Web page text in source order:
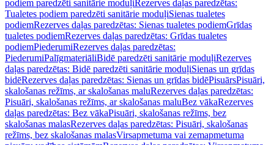
podiem paredzēti sanitārie moduļiRezerves daļas paredzētas:
Tualetes podiem paredzēti sanitārie moduļiSienas tualetes
podiemRezerves daļas paredzētas: Sienas tualetes podiemGrīdas
tualetes podiemRezerves daļas paredzētas: Grīdas tualetes
podiemPiederumiRezerves daļas paredzētas:
PiederumiPalīgmateriāliBidē paredzēti sanitārie moduļiRezerves
daļas paredzētas: Bidē paredzēti sanitārie moduļiSienas un grīdas
bidēRezerves daļas paredzētas: Sienas un grīdas bidēPisuārsPisuāri,
skalošanas režīms, ar skalošanas maluRezerves daļas paredzētas:
Pisuāri, skalošanas režīms, ar skalošanas maluBez vākaRezerves
daļas paredzētas: Bez vākaPisuāri, skalošanas režīms, bez
skalošanas malasRezerves daļas paredzētas: Pisuāri, skalošanas
režīms, bez skalošanas malasVirsapmetuma vai zemapmetuma